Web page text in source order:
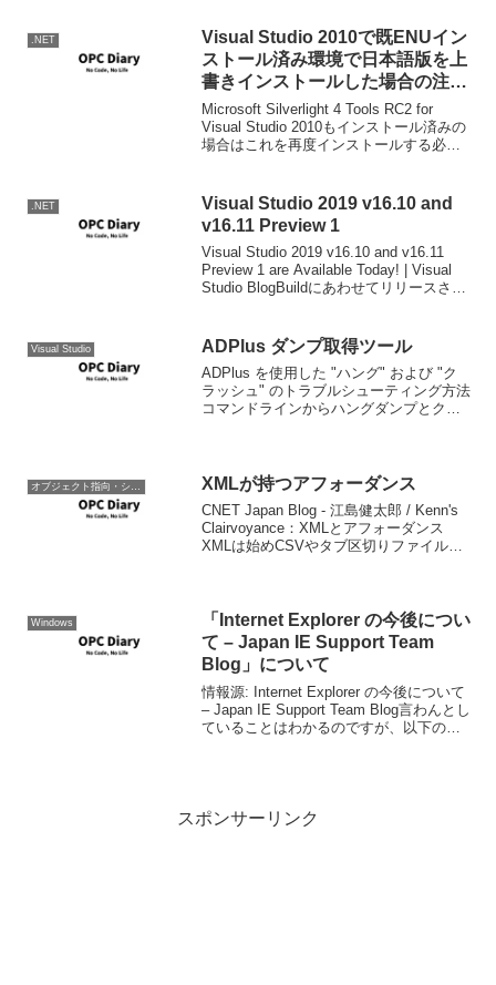
.NET
Visual Studio 2010で既ENUイン
ストール済み環境で日本語版を上
書きインストールした場合の注意
点
Microsoft Silverlight 4 Tools RC2 for
Visual Studio 2010もインストール済みの
場合はこれを再度インストールする必要
.NET
Visual Studio 2019 v16.10 and
v16.11 Preview 1
Visual Studio 2019 v16.10 and v16.11
Preview 1 are Available Today! | Visual
Studio BlogBuildにあわせてリリースされ
Visual Studio ADPlus ダンプ取得ツール
ADPlus を使用した "ハング" および "ク
ラッシュ" のトラブルシューティング方法
コマンドラインからハングダンプとクラ
XMLが持つアフォーダンス
CNET Japan Blog - 江島健太郎 / Kenn's
Clairvoyance：XMLとアフォーダンス
XMLは始めCSVやタブ区切りファイルに
Windows
「Internet Explorer の今後につい
て – Japan IE Support Team
Blog」について
情報源: Internet Explorer の今後について
– Japan IE Support Team Blog言わんとし
ていることはわかるのですが、以下の点
スポンサーリンク